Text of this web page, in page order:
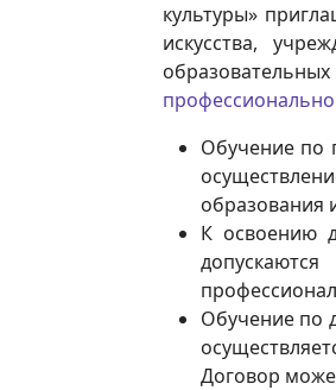
культуры»
искусства,
Обучение по
образования
К освоению
Обучение по
Договор